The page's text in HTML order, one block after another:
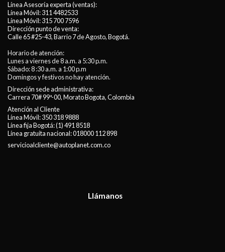
Línea Asesoría experta (ventas):
Línea Móvil:311 4482533
Línea Móvil:315 700 7596
Dirección punto de venta:
Calle 65 #25-43, Barrio 7 de Agosto, Bogotá.
Horario de atención:
Lunes a viernes de 8 a.m. a 5:30 p.m.
Sábado: 8 :30 a.m. a 1:00 p.m
Domingos y festivos no hay atención.
Dirección sede administrativa:
Carrera 70# 99ª-00, Morato Bogota, Colombia
Atención al Cliente
Línea Móvil:350 318 9888
Línea fija Bogotá:(1) 491 8518
Línea gratuita nacional:018000 112 898
servicioalcliente@autoplanet.com.co
Llámanos